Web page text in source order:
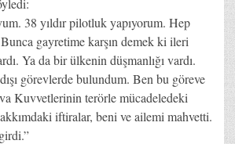
38 yıldır pilotluk yapıyorum. Hep
gayretime karşın demek ki ileri
Ya da bir ülkenin düşmanlığı vardı.
görevlerde bulundum. Ben bu göreve
Kuvvetlerinin terörle mücadeledeki
iftiralar, beni ve ailemi mahvetti.